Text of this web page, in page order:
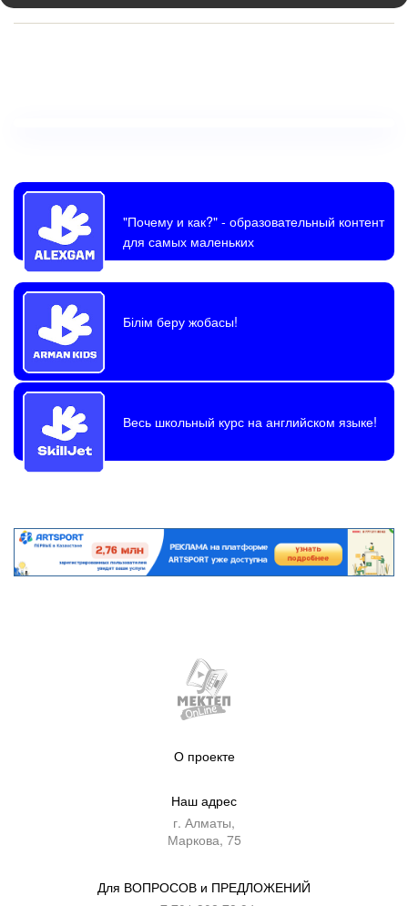
"Почему и как?"- образовательный контент
для самых маленьких
Білім беру жобасы!
Весь школьный курс на английском языке!
О проекте
Наш адрес
г. Алматы,
Маркова, 75
Для ВОПРОСОВ и ПРЕДЛОЖЕНИЙ